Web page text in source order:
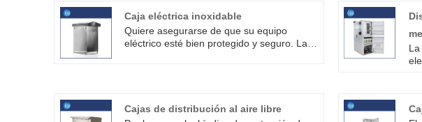
Caja eléctrica inoxidable
Quiere asegurarse de que su equipo
eléctrico esté bien protegido y seguro. Las
proveedor profesional.
Cajas de distribución al aire libre